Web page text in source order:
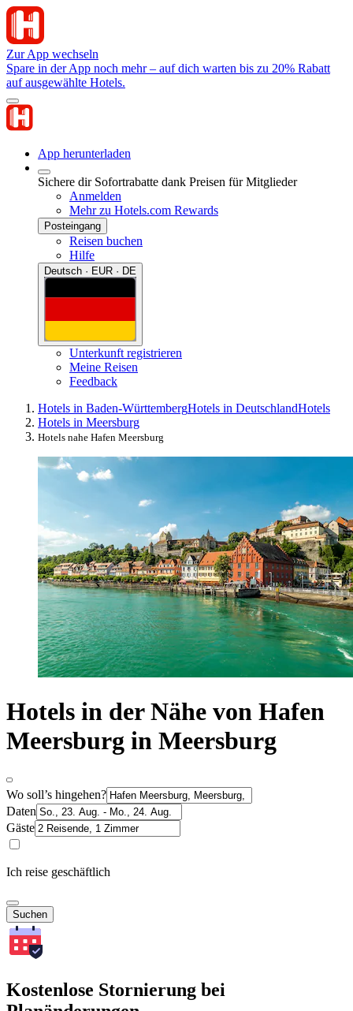
Zur App wechseln
Spare in der App noch mehr – auf dich warten bis zu 20% Rabatt
auf ausgewählte Hotels.
App herunterladen
Sichere dir Sofortrabatte dank Preisen für Mitglieder
Anmelden
Mehr zu Hotels.com Rewards
Posteingang
Reisen buchen
Hilfe
Deutsch · EUR · DE
Unterkunft registrieren
Meine Reisen
Feedback
Hotels in Baden-WürttembergHotels in DeutschlandHotels
Hotels in Meersburg
Hotels nahe Hafen Meersburg
Hotels in der Nähe von Hafen
Meersburg in Meersburg
Wo soll’s hingehen?
Daten
Gäste
Ich reise geschäftlich
Suchen
Kostenlose Stornierung bei